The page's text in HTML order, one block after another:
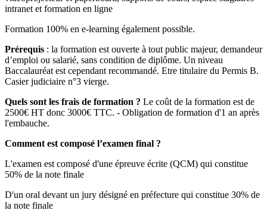
intranet et formation en ligne
Formation 100% en e-learning également possible.
Prérequis : la formation est ouverte à tout public majeur, demandeur
d’emploi ou salarié, sans condition de diplôme. Un niveau
Baccalauréat est cependant recommandé. Etre titulaire du Permis B.
Casier judiciaire n°3 vierge.
Quels sont les frais de formation ? Le coût de la formation est de
2500€ HT donc 3000€ TTC. - Obligation de formation d'1 an après
l'embauche.
Comment est composé l’examen final ?
L'examen est composé d'une épreuve écrite (QCM) qui constitue
50% de la note finale
D'un oral devant un jury désigné en préfecture qui constitue 30% de
la note finale